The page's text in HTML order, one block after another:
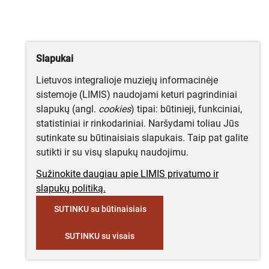
Slapukai
Lietuvos integralioje muziejų informacinėje
sistemoje (LIMIS) naudojami keturi pagrindiniai
slapukų (angl. cookies) tipai: būtinieji, funkciniai,
statistiniai ir rinkodariniai. Naršydami toliau Jūs
sutinkate su būtinaisiais slapukais. Taip pat galite
sutikti ir su visų slapukų naudojimu.
Sužinokite daugiau apie LIMIS privatumo ir
slapukų politiką.
SUTINKU su būtinaisiais
SUTINKU su visais